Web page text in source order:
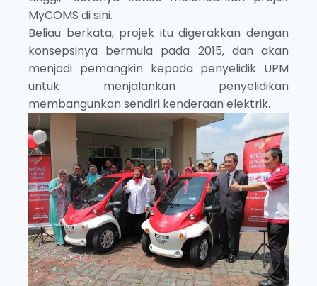
MyCOMS di sini.
Beliau berkata, projek itu digerakkan dengan
konsepsinya bermula pada 2015, dan akan
menjadi pemangkin kepada penyelidik UPM
untuk menjalankan penyelidikan
membangunkan sendiri kenderaan elektrik.